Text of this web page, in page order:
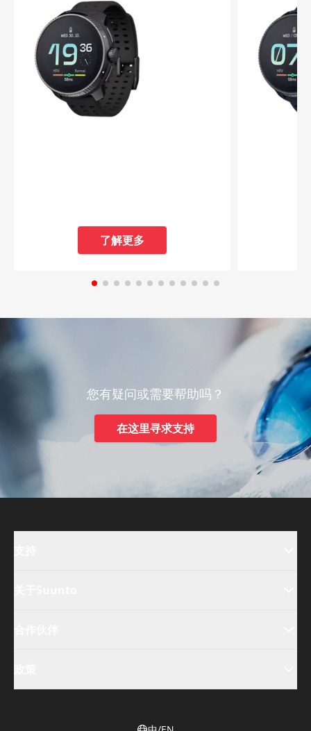
免费离线地图，不再迷路
95种运动模式
科学训练评估
HRV恢复监测
为日常生活提供实用支持
了解更多
免费离线
95种运动模
科学训练评
HRV恢复监
为日常生活
您有疑问或需要帮助吗？
在这里寻求支持